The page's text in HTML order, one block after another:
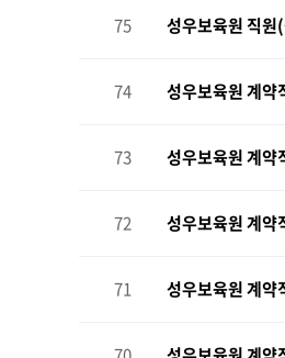
75 성우보육원 직원
74 성우보육원 계약
73 성우보육원 계약
72 성우보육원 계약
71 성우보육원 계약